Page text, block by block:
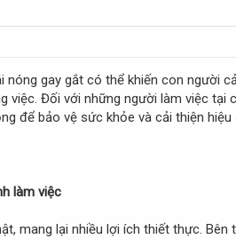
nóng gay gắt có thể khiến con người
Đối với những người làm việc tại
để bảo vệ sức khỏe và cải thiện hiệu
làm việc
mang lại nhiều lợi ích thiết thực.